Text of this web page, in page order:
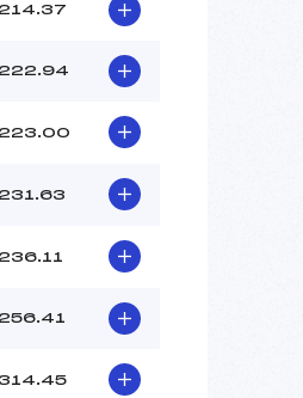
214.37
222.94
223.00
231.63
236.11
256.41
314.45